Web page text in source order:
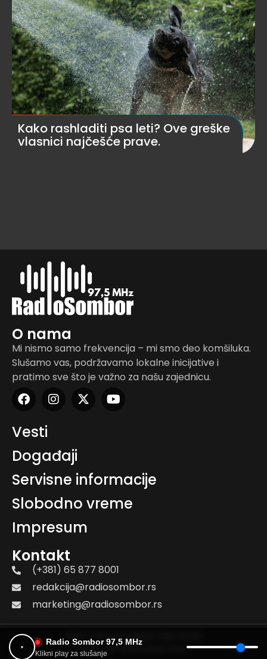
Kako rashladiti psa leti? Ove greške
vlasnici najčešće prave.
Radio Sombor 97,5 MHz
Klikni play za slušanje
O nama
Mi nismo samo frekvencija – mi smo deo komšiluka.
Slušamo vas, podržavamo lokalne inicijative i
pratimo sve što je važno za našu zajednicu.
Vesti
Događaji
Servisne informacije
Slobodno vreme
Impresum
Kontakt
(+381) 65 877 8001
redakcija@radiosombor.rs
marketing@radiosombor.rs
Дизајн и веб: Премиер Дизајн Студио